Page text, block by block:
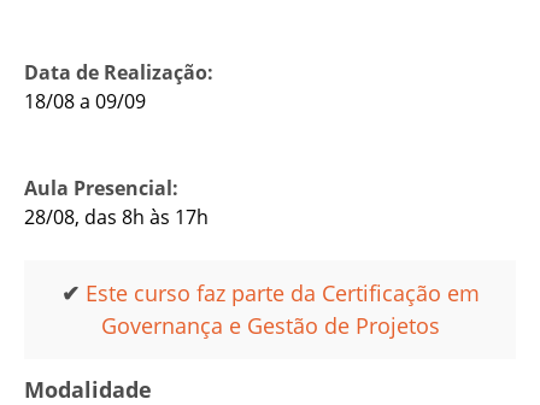
Data de Realização:
18/08 a 09/09
Aula Presencial:
28/08, das 8h às 17h
✔ Este curso faz parte da Certificação em
Governança e Gestão de Projetos
Modalidade